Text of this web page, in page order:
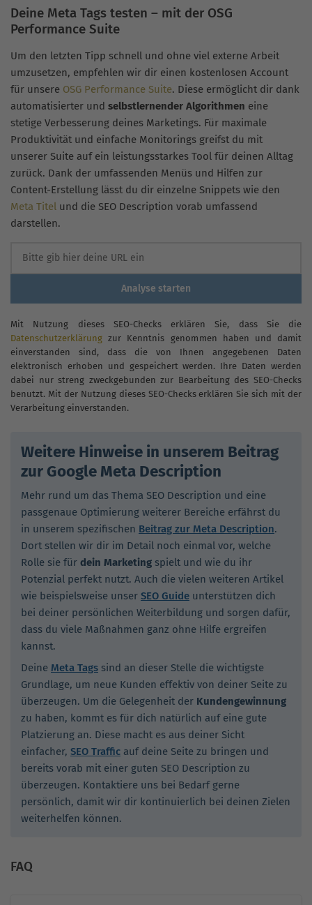
Deine Meta Tags testen – mit der OSG
Performance Suite
Um den letzten Tipp schnell und ohne viel externe Arbeit
umzusetzen, empfehlen wir dir einen kostenlosen Account
für unsere OSG Performance Suite. Diese ermöglicht dir dank
automatisierter und selbstlernender Algorithmen eine
stetige Verbesserung deines Marketings. Für maximale
Produktivität und einfache Monitorings greifst du mit
unserer Suite auf ein leistungsstarkes Tool für deinen Alltag
zurück. Dank der umfassenden Menüs und Hilfen zur
Content-Erstellung lässt du dir einzelne Snippets wie den
Meta Titel und die SEO Description vorab umfassend
darstellen.
Analyse starten
Mit Nutzung dieses SEO-Checks erklären Sie, dass Sie die
Datenschutzerklärung zur Kenntnis genommen haben und damit
einverstanden sind, dass die von Ihnen angegebenen Daten
elektronisch erhoben und gespeichert werden. Ihre Daten werden
dabei nur streng zweckgebunden zur Bearbeitung des SEO-Checks
benutzt. Mit der Nutzung dieses SEO-Checks erklären Sie sich mit der
Verarbeitung einverstanden.
Weitere Hinweise in unserem Beitrag
zur Google Meta Description
Mehr rund um das Thema SEO Description und eine
passgenaue Optimierung weiterer Bereiche erfährst du
in unserem spezifischen Beitrag zur Meta Description.
Dort stellen wir dir im Detail noch einmal vor, welche
Rolle sie für dein Marketing spielt und wie du ihr
Potenzial perfekt nutzt. Auch die vielen weiteren Artikel
wie beispielsweise unser SEO Guide unterstützen dich
bei deiner persönlichen Weiterbildung und sorgen dafür,
dass du viele Maßnahmen ganz ohne Hilfe ergreifen
kannst.
Deine Meta Tags sind an dieser Stelle die wichtigste
Grundlage, um neue Kunden effektiv von deiner Seite zu
überzeugen. Um die Gelegenheit der Kundengewinnung
zu haben, kommt es für dich natürlich auf eine gute
Platzierung an. Diese macht es aus deiner Sicht
einfacher, SEO Traffic auf deine Seite zu bringen und
bereits vorab mit einer guten SEO Description zu
überzeugen. Kontaktiere uns bei Bedarf gerne
persönlich, damit wir dir kontinuierlich bei deinen Zielen
weiterhelfen können.
FAQ